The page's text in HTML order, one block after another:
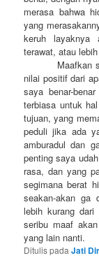
merasa bahwa
yang
keruh layaknya
terawat, atau
Maafkan
nilai positif dari
saya benar-
terbiasa untuk
tujuan, yang
peduli jika ada
amburadul dan
penting saya
rasa, dan yang
segimana berat
seakan-akan ga
lebih kurang
seribu maaf
yang lain nanti.
Ditulis pada Jati